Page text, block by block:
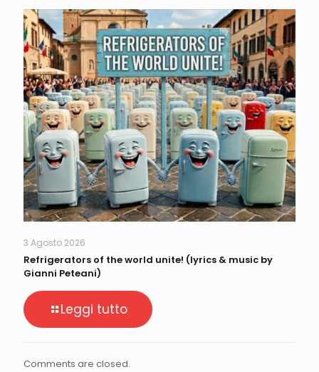
3 Agosto 2026
Refrigerators of the world unite! (lyrics & music by
Gianni Peteani)
Leggi tutto
Comments are closed.